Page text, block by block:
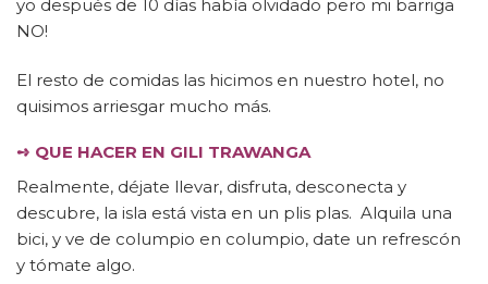
yo después de 10 días había olvidado pero mi barriga
NO!
El resto de comidas las hicimos en nuestro hotel, no
quisimos arriesgar mucho más.
➺ QUE HACER EN GILI TRAWANGA
Realmente, déjate llevar, disfruta, desconecta y
descubre, la isla está vista en un plis plas. Alquila una
bici, y ve de columpio en columpio, date un refrescón
y tómate algo.